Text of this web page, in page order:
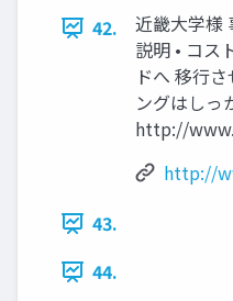
42.
近畿大学様
説明 • コス
ドへ 移行
ングはしっ
http://
http://
43.
44.